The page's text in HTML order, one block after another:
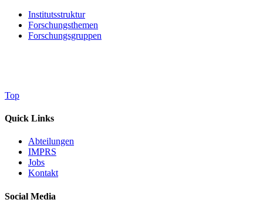
Institutsstruktur
Forschungsthemen
Forschungsgruppen
Top
Quick Links
Abteilungen
IMPRS
Jobs
Kontakt
Social Media